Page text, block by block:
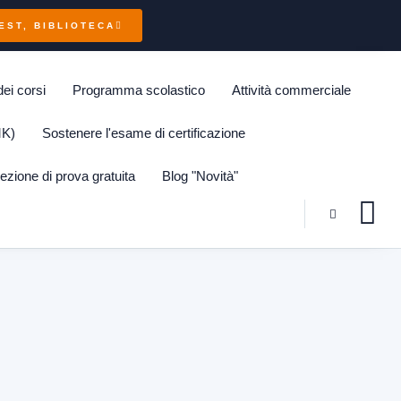
BIBLIOTECA
corsi Programma scolastico Attività commerciale
Sostenere l'esame di certificazione
di prova gratuita Blog "Novità"